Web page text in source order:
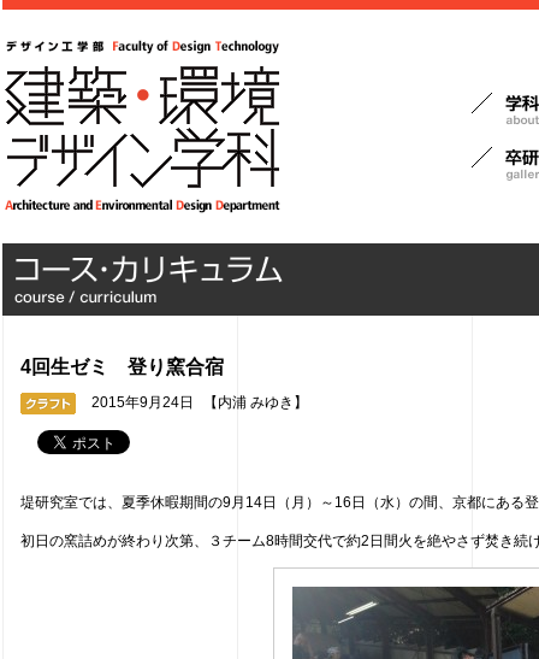
4回生ゼミ 登り窯合宿
2015年9月24日 【内浦 みゆき】
堤研究室では、夏季休暇期間の9月14日（月）～16日（水）の間、京都にある
初日の窯詰めが終わり次第、３チーム8時間交代で約2日間火を絶やさず焚き続